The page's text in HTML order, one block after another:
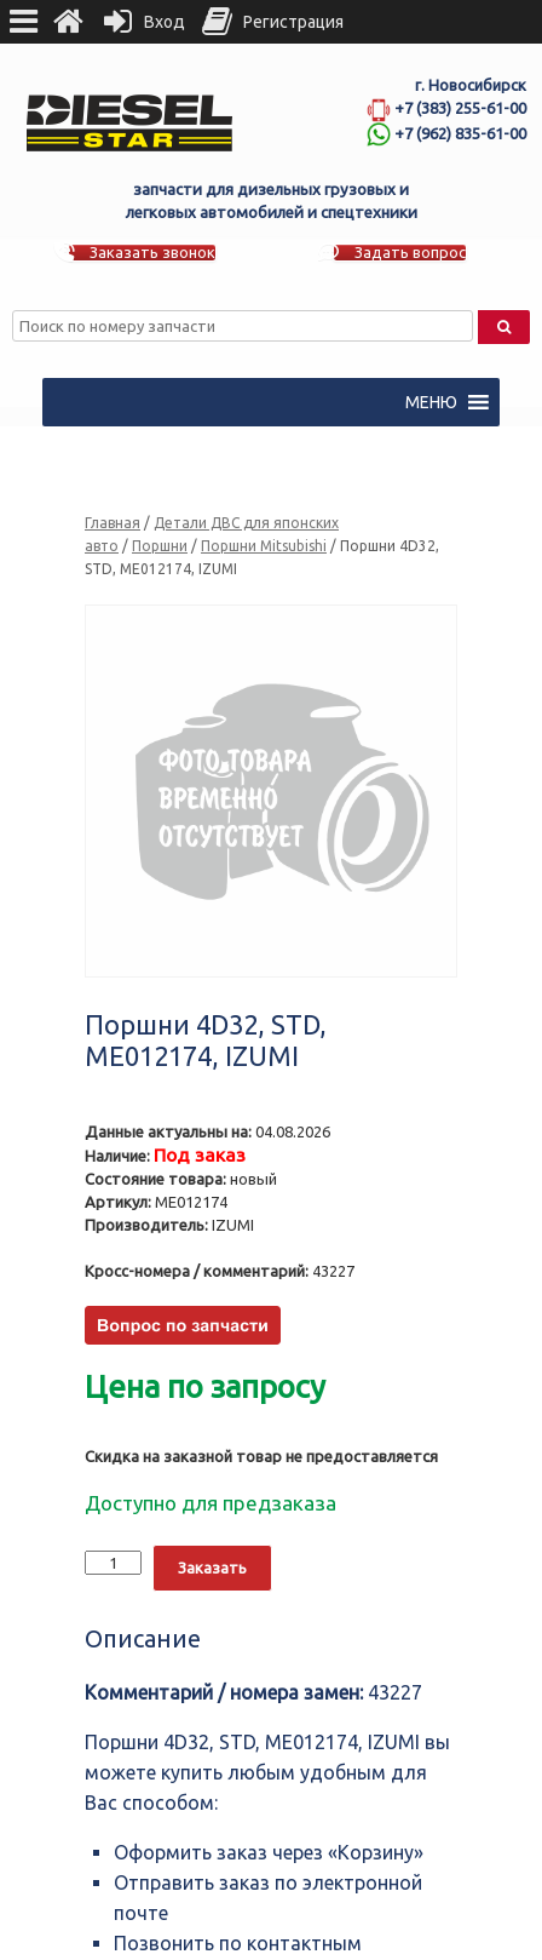
г. Новосибирск
+7 (383) 255-61-00
+7 (962) 835-61-00
запчасти для дизельных грузовых и
легковых автомобилей и спецтехники
Заказать звонок Задать вопрос
МЕНЮ
Главная / Детали ДВС для японских
авто / Поршни / Поршни Mitsubishi / Поршни 4D32,
STD, ME012174, IZUMI
Поршни 4D32, STD,
ME012174, IZUMI
Данные актуальны на: 04.08.2026
Наличие: Под заказ
Состояние товара: новый
Артикул: ME012174
Производитель: IZUMI
Кросс-номера / комментарий: 43227
Цена по запросу
Скидка на заказной товар не предоставляется
Доступно для предзаказа
Количество
Поршни
ME012174,
Заказать
Описание
Комментарий / номера замен:43227
Поршни 4D32, STD, ME012174, IZUMI вы
можете купить любым удобным для
Вас способом:
Оформить заказ через «Корзину»
Отправить заказ по электронной
почте
Позвонить по контактным
Вход Регистрация